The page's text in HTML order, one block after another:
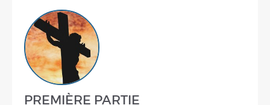
PREMIÈRE PARTIE